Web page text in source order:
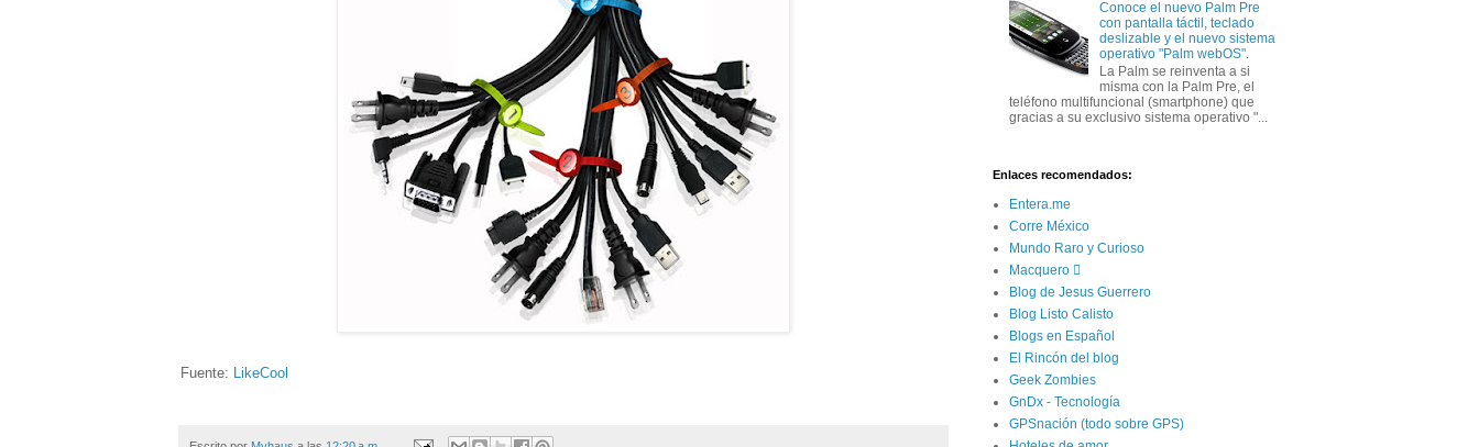
Fuente: LikeCool
Conoce el nuevo Palm Pre
con pantalla táctil, teclado
deslizable y el nuevo sistema
operativo "Palm webOS".
La Palm se reinventa a si
misma con la Palm Pre, el
teléfono multifuncional (smartphone) que
gracias a su exclusivo sistema operativo "...
Enlaces recomendados:
Entera.me
Corre México
Mundo Raro y Curioso
Macquero 
Blog de Jesus Guerrero
Blog Listo Calisto
Blogs en Español
El Rincón del blog
Geek Zombies
GnDx - Tecnología
GPSnación (todo sobre GPS)